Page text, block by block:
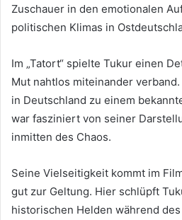
Zuschauer in den emotionalen
politischen Klimas in
Im „Tatort“ spielte Tukur einen
Mut nahtlos miteinander
in Deutschland zu einem
war fasziniert von seiner
inmitten des Chaos.
Seine Vielseitigkeit kommt im
gut zur Geltung. Hier schlüpft
historischen Helden während